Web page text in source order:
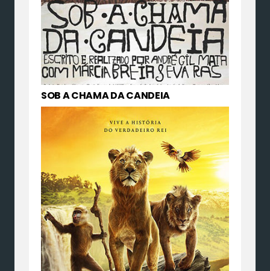
SOB A CHAMA DA CANDEIA